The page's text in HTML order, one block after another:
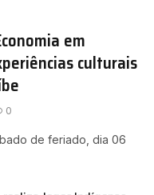
em
culturais
0
de feriado, dia 06